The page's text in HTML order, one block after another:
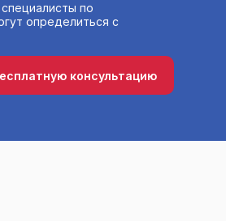
по
определиться с
консультацию